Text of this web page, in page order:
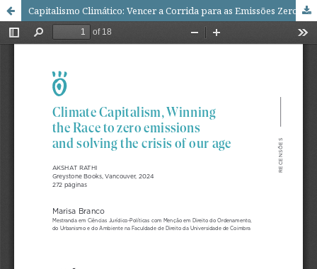
Capitalismo Climático: Vencer a Corrida para as Emissões Zero e Resolver a Crise da Nossa Era